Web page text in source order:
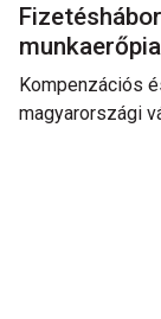
Kompenzációs
magyarországi